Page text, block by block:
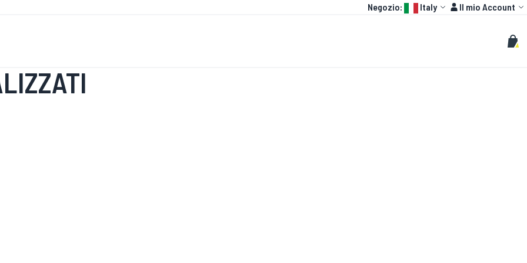
Language:
Negozio: Italy Account
Il mio Account
Cerca
Cerca